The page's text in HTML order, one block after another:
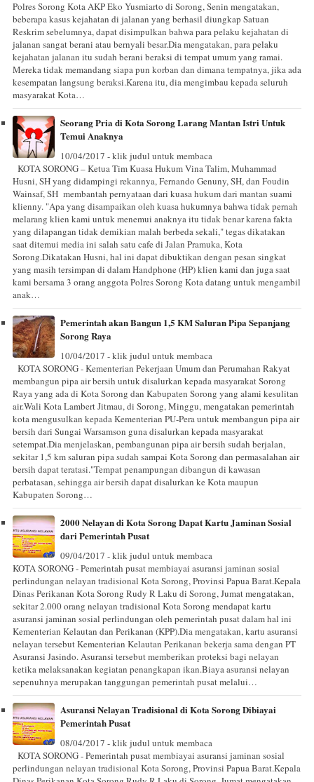
Polres Sorong Kota AKP Eko Yusmiarto di Sorong, Senin mengatakan,
beberapa kasus kejahatan di jalanan yang berhasil diungkap Satuan
Reskrim sebelumnya, dapat disimpulkan bahwa para pelaku kejahatan di
jalanan sangat berani atau bernyali besar.Dia mengatakan, para pelaku
kejahatan jalanan itu sudah berani beraksi di tempat umum yang ramai.
Mereka tidak memandang siapa pun korban dan dimana tempatnya, jika ada
kesempatan langsung beraksi.Karena itu, dia mengimbau kepada seluruh
masyarakat Kota…
Seorang Pria di Kota Sorong Larang Mantan Istri Untuk
Temui Anaknya
10/04/2017 - klik judul untuk membaca
KOTA SORONG – Ketua Tim Kuasa Hukum Vina Talim, Muhammad
Husni, SH yang didampingi rekannya, Fernando Genuny, SH, dan Foudin
Wainsaf, SH membantah pernyataan dari kuasa hukum dari mantan suami
klienny. "Apa yang disampaikan oleh kuasa hukumnya bahwa tidak pernah
melarang klien kami untuk menemui anaknya itu tidak benar karena fakta
yang dilapangan tidak demikian malah berbeda sekali," tegas dikatakan
saat ditemui media ini salah satu cafe di Jalan Pramuka, Kota
Sorong.Dikatakan Husni, hal ini dapat dibuktikan dengan pesan singkat
yang masih tersimpan di dalam Handphone (HP) klien kami dan juga saat
kami bersama 3 orang anggota Polres Sorong Kota datang untuk mengambil
anak…
Pemerintah akan Bangun 1,5 KM Saluran Pipa Sepanjang
Sorong Raya
10/04/2017 - klik judul untuk membaca
KOTA SORONG - Kementerian Pekerjaan Umum dan Perumahan Rakyat
membangun pipa air bersih untuk disalurkan kepada masyarakat Sorong
Raya yang ada di Kota Sorong dan Kabupaten Sorong yang alami kesulitan
air.Wali Kota Lambert Jitmau, di Sorong, Minggu, mengatakan pemerintah
kota mengusulkan kepada Kementerian PU-Pera untuk membangun pipa air
bersih dari Sungai Warsamson guna disalurkan kepada masyarakat
setempat.Dia menjelaskan, pembangunan pipa air bersih sudah berjalan,
sekitar 1,5 km saluran pipa sudah sampai Kota Sorong dan permasalahan air
bersih dapat teratasi."Tempat penampungan dibangun di kawasan
perbatasan, sehingga air bersih dapat disalurkan ke Kota maupun
Kabupaten Sorong…
2000 Nelayan di Kota Sorong Dapat Kartu Jaminan Sosial
dari Pemerintah Pusat
09/04/2017 - klik judul untuk membaca
KOTA SORONG - Pemerintah pusat membiayai asuransi jaminan sosial
perlindungan nelayan tradisional Kota Sorong, Provinsi Papua Barat.Kepala
Dinas Perikanan Kota Sorong Rudy R Laku di Sorong, Jumat mengatakan,
sekitar 2.000 orang nelayan tradisional Kota Sorong mendapat kartu
asuransi jaminan sosial perlindungan oleh pemerintah pusat dalam hal ini
Kementerian Kelautan dan Perikanan (KPP).Dia mengatakan, kartu asuransi
nelayan tersebut Kementerian Kelautan Perikanan bekerja sama dengan PT
Asuransi Jasindo. Asuransi tersebut memberikan proteksi bagi nelayan
ketika melaksanakan kegiatan penangkapan ikan.Biaya asuransi nelayan
sepenuhnya merupakan tanggungan pemerintah pusat melalui…
Asuransi Nelayan Tradisional di Kota Sorong Dibiayai
Pemerintah Pusat
08/04/2017 - klik judul untuk membaca
KOTA SORONG - Pemerintah pusat membiayai asuransi jaminan sosial
perlindungan nelayan tradisional Kota Sorong, Provinsi Papua Barat.Kepala